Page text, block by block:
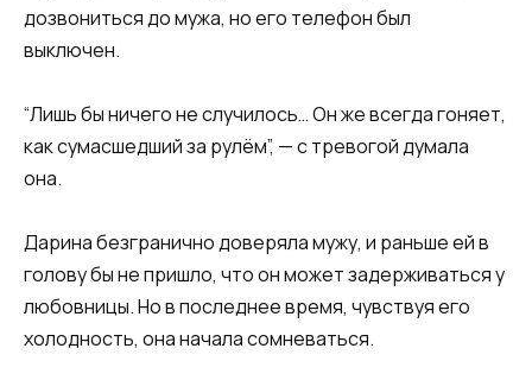
дозвониться до мужа, но его телефон был
выключен.
“Лишь бы ничего не случилось… Он же всегда гоняет,
как сумасшедший за рулём”, — с тревогой думала
она.
Дарина безгранично доверяла мужу, и раньше ей в
голову бы не пришло, что он может задерживаться у
любовницы. Но в последнее время, чувствуя его
холодность, она начала сомневаться.